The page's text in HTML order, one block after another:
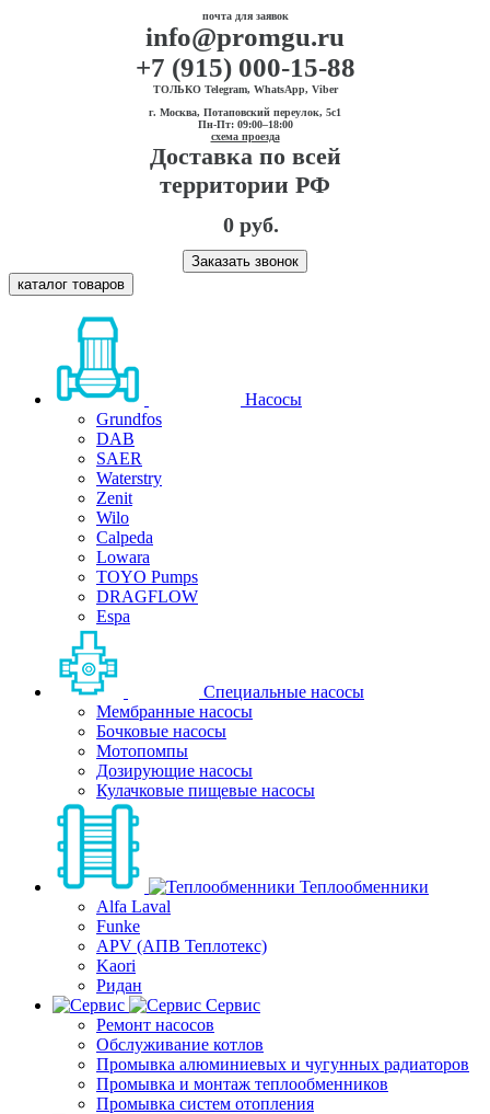
почта для заявок
info@promgu.ru
+7 (915) 000-15-88
ТОЛЬКО Telegram, WhatsApp, Viber
г. Москва, Потаповский переулок, 5с1
Пн-Пт: 09:00–18:00
схема проезда
Доставка по всей
территории РФ
0 руб.
Заказать звонок
каталог товаров
Насосы
Grundfos
DAB
SAER
Waterstry
Zenit
Wilo
Calpeda
Lowara
TOYO Pumps
DRAGFLOW
Espa
Специальные насосы
Мембранные насосы
Бочковые насосы
Мотопомпы
Дозирующие насосы
Кулачковые пищевые насосы
Теплообменники
Alfa Laval
Funke
APV (АПВ Теплотекс)
Kaori
Ридан
Сервис
Ремонт насосов
Обслуживание котлов
Промывка алюминиевых и чугунных радиаторов
Промывка и монтаж теплообменников
Промывка систем отопления